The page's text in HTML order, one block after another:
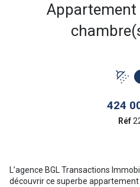
Appartement 3 pièce(s) 2
424
Réf
L’agence BGL Transactions
découvrir ce superbe